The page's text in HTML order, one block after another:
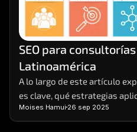
SEO para consultorías
Latinoamérica
A lo largo de este artículo
es clave, qué estrategias
segmentar el mercado de
resultados de forma realista.
Moises Hamui 26 sep 2025